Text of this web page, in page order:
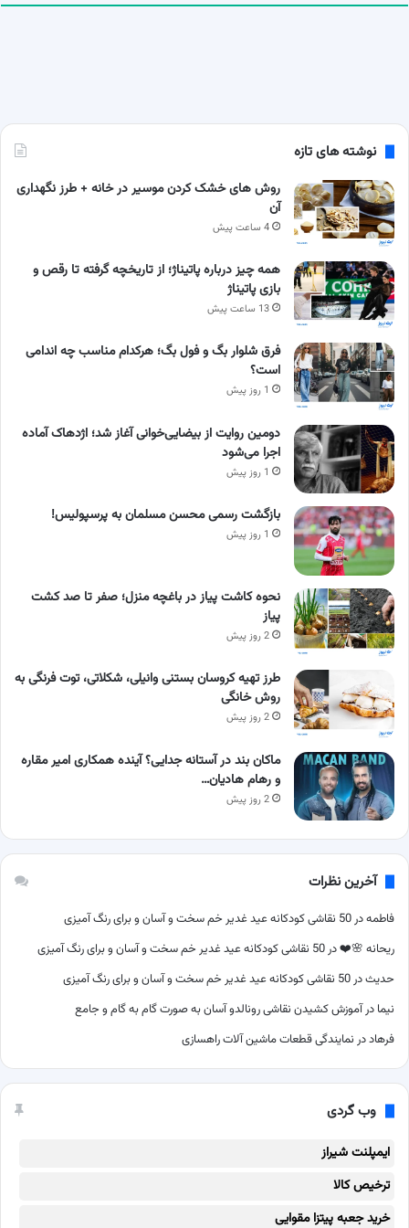
نوشته های تازه
روش های خشک کردن موسیر در خانه + طرز نگهداری
آن
4 ساعت پیش
همه چیز درباره پاتیناژ؛ از تاریخچه گرفته تا رقص و
بازی پاتیناژ
13 ساعت پیش
فرق شلوار بگ و فول بگ؛ هرکدام مناسب چه اندامی
است؟
1 روز پیش
دومین روایت از بیضایی‌خوانی آغاز شد؛ اژدهاک آماده
اجرا می‌شود
1 روز پیش
بازگشت رسمی محسن مسلمان به پرسپولیس!
1 روز پیش
نحوه کاشت پیاز در باغچه منزل؛ صفر تا صد کشت
پیاز
2 روز پیش
طرز تهیه کروسان بستنی وانیلی، شکلاتی، توت فرنگی به
روش خانگی
2 روز پیش
ماکان بند در آستانه جدایی؟ آینده همکاری امیر مقاره
و رهام هادیان…
2 روز پیش
آخرین نظرات
فاطمهدر 50 نقاشی کودکانه عید غدیر خم سخت و آسان و برای رنگ آمیزی
ریحانه 🌸❤️در 50 نقاشی کودکانه عید غدیر خم سخت و آسان و برای رنگ آمیزی
حدیثدر 50 نقاشی کودکانه عید غدیر خم سخت و آسان و برای رنگ آمیزی
نیما درآموزش کشیدن نقاشی رونالدو آسان به صورت گام به گام و جامع
فرهاددر نمایندگی قطعات ماشین آلات راهسازی
وب گردی
ایمپلنت شیراز
ترخیص کالا
خرید جعبه پیتزا مقوایی